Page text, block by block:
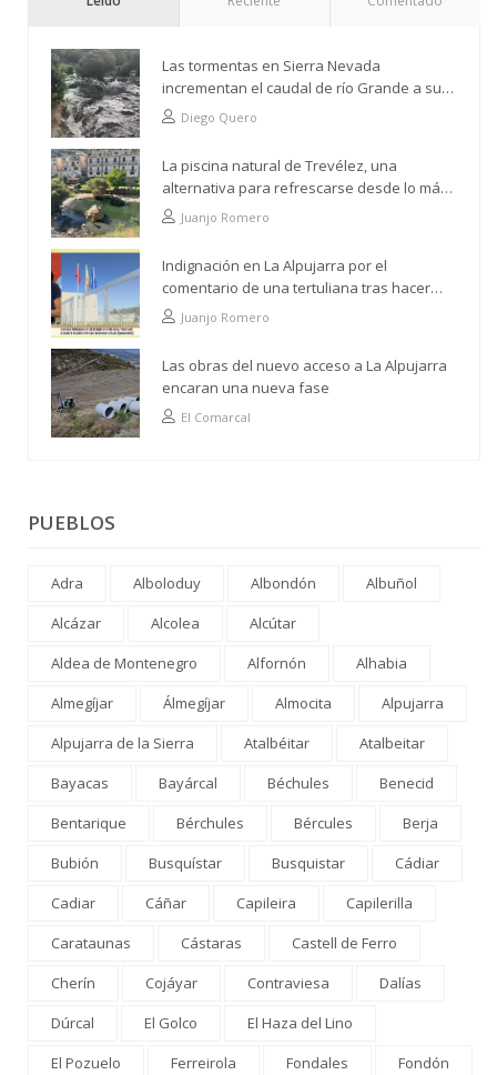
Las tormentas en Sierra Nevada
incrementan el caudal de río Grande a su
paso por Trevélez
Diego Quero
La piscina natural de Trevélez, una
alternativa para refrescarse desde lo más
altoJuanjo Romero
Indignación en La Alpujarra por el
comentario de una tertuliana tras hacer
alusión al analfabetismo con la comarca
Juanjo Romero
Las obras del nuevo acceso a La Alpujarra
encaran una nueva fase
El Comarcal
PUEBLOS
Adra Alboloduy Albondón
Albuñol
Alcázar
Alcolea
Alcútar
Aldea de Montenegro
Alfornón
Alhabia
Almegíjar
Álmegíjar Almocita
Alpujarra
Alpujarra de la Sierra
Atalbéitar
Atalbeitar
Bayacas
Bayárcal Béchules
Benecid
Bentarique
Bérchules Bércules
Berja
Bubión
Busquístar Busquistar
Cádiar
Cadiar
Cáñar Capileira
Capilerilla
Carataunas
Cástaras
Castell de Ferro
Cherín
Cojáyar Contraviesa
Dalías
Dúrcal
El Golco
El Haza del Lino
El Pozuelo
Ferreirola Fondales
Fondón